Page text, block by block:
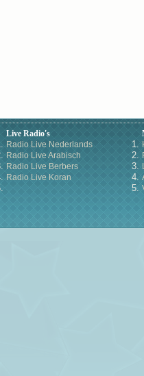
Live Radio's
Radio Live Nederlands
Radio Live Arabisch
Radio Live Berbers
Radio Live Koran